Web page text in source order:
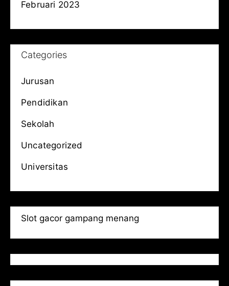
Februari 2023
Categories
Jurusan
Pendidikan
Sekolah
Uncategorized
Universitas
Slot gacor gampang menang